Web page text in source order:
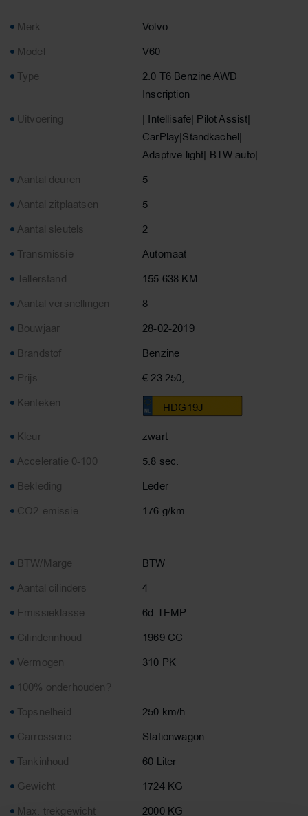
Merk
Volvo
Model
V60
Type
2.0 T6 Benzine AWD
Inscription
Uitvoering
| Intellisafe| Pilot Assist|
CarPlay|Standkachel|
Adaptive light| BTW auto|
Aantal deuren
5
Aantal zitplaatsen
5
Aantal sleutels
2
Transmissie
Automaat
Tellerstand
155.638 KM
Aantal versnellingen
8
Bouwjaar
28-02-2019
Brandstof
Benzine
Prijs
€ 23.250,-
Kenteken
HDG19J
Kleur
zwart
Acceleratie 0-100
5.8 sec.
Bekleding
Leder
CO2-emissie
176 g/km
BTW/Marge
BTW
Aantal cilinders
4
Emissieklasse
6d-TEMP
Cilinderinhoud
1969 CC
Vermogen
310 PK
100% onderhouden?
Topsnelheid
250 km/h
Carrosserie
Stationwagon
Tankinhoud
60 Liter
Gewicht
1724 KG
Max. trekgewicht
2000 KG